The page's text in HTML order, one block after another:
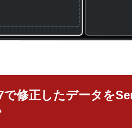
で修正したデータを